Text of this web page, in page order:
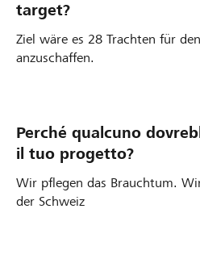
target?
Ziel wäre es 28 Trachten für
anzuschaffen.
Perché qualcuno
il tuo progetto?
Wir pflegen das Brauchtum.
der Schweiz